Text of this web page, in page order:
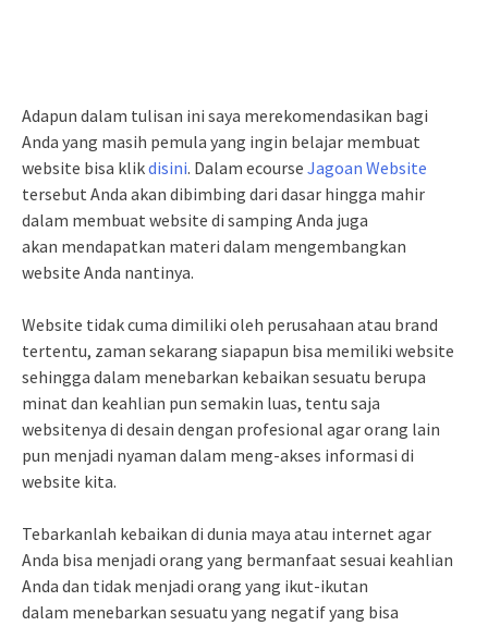
Adapun dalam tulisan ini saya merekomendasikan bagi
Anda yang masih pemula yang ingin belajar membuat
website bisa klikdisini. Dalam ecourse Jagoan Website
tersebut Anda akan dibimbing dari dasar hingga mahir
dalam membuat website di samping Anda juga
akan mendapatkan materi dalam mengembangkan
website Anda nantinya.
Website tidak cuma dimiliki oleh perusahaan atau brand
tertentu, zaman sekarang siapapun bisa memiliki website
sehingga dalam menebarkan kebaikan sesuatu berupa
minat dan keahlian pun semakin luas, tentu saja
websitenya di desain dengan profesional agar orang lain
pun menjadi nyaman dalam meng-akses informasi di
website kita.
Tebarkanlah kebaikan di dunia maya atau internet agar
Anda bisa menjadi orang yang bermanfaat sesuai keahlian
Anda dan tidak menjadi orang yang ikut-ikutan
dalam menebarkan sesuatu yang negatif yang bisa